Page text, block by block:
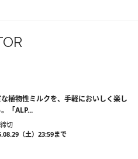
植物性ミルクを、手軽においしく楽し
「ALP...
切
（土）23:59まで